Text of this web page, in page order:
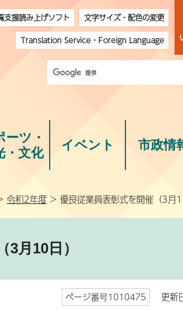
支援読み上げソフト
文字サイズ・配色の変更
Translation Service・ Foreign Language
ーツ・
・文化
イベント 市政情
令和2年度 > 優良従業員表彰式を開催（3月
月10日）
ページ番号1010475 更新